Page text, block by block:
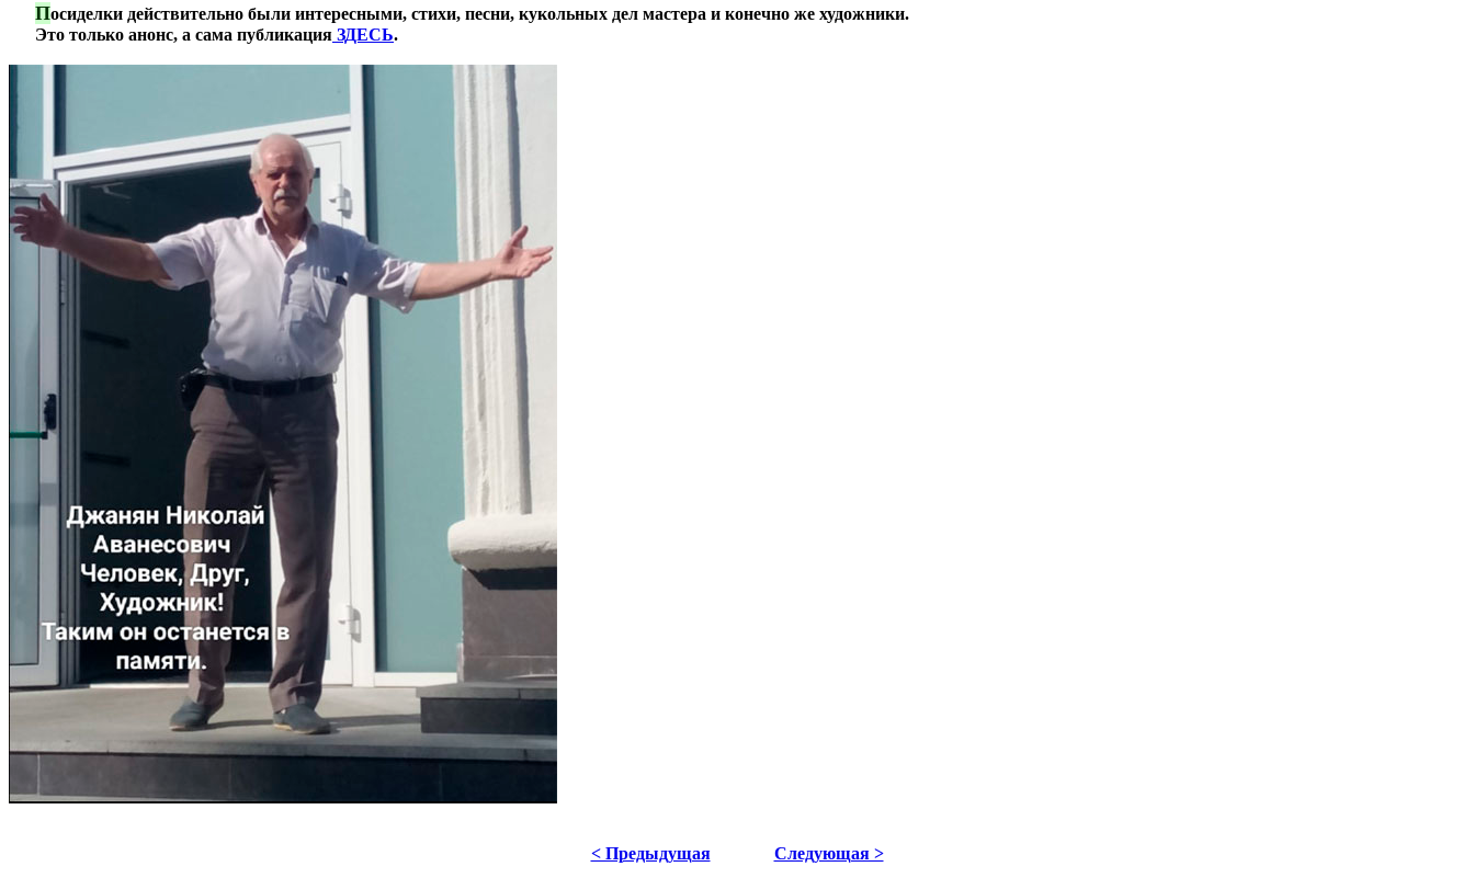
Посиделки действительно были интересными, стихи, песни, кукольных дел мастера и конечно же художники.
Это только анонс, а сама публикация ЗДЕСЬ.
< Предыдущая Следующая >